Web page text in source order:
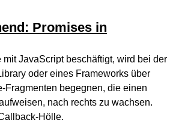
Promises in
JavaScript beschäftigt, wird bei der
oder eines Frameworks über
Fragmenten begegnen, die einen
nach rechts zu wachsen.
Hölle.